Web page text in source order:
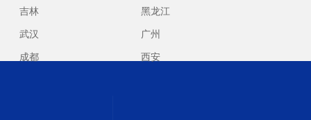
吉林
黑龙江
武汉
广州
成都
西安